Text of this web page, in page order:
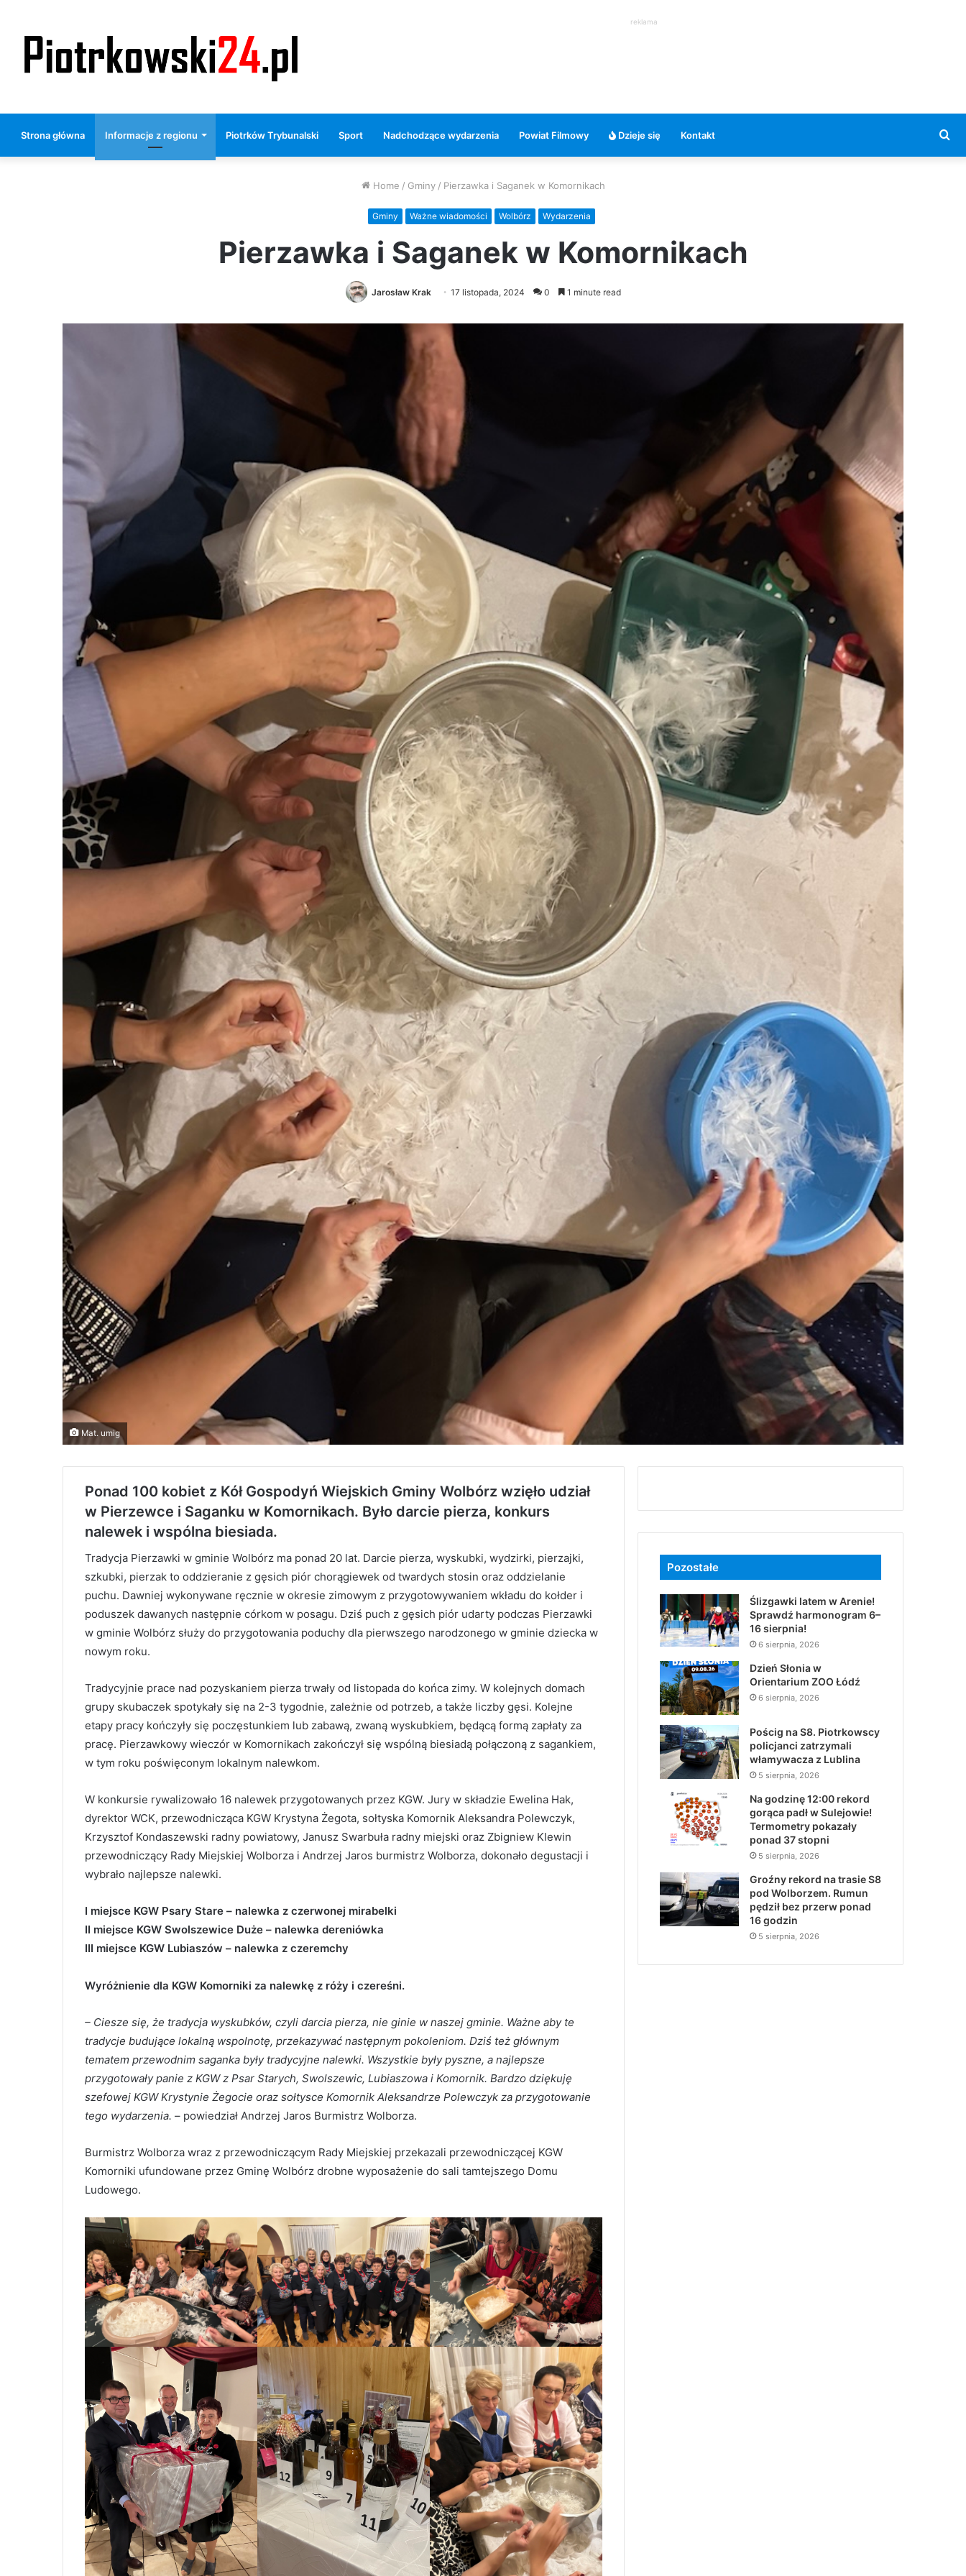
reklama
Strona główna Informacje z regionu Piotrków Trybunalski Sport Nadchodzące wydarzenia Powiat Filmowy Dzieje się Kontakt
Home / Gminy / Pierzawka i Saganek w Komornikach
Gminy Ważne wiadomości Wolbórz Wydarzenia
Pierzawka i Saganek w Komornikach
Jarosław Krak 17 listopada, 2024 0 1 minute read
Mat. umig
Ponad 100 kobiet z Kół Gospodyń Wiejskich Gminy Wolbórz wzięło udział
w Pierzewce i Saganku w Komornikach. Było darcie pierza, konkurs
nalewek i wspólna biesiada.
Tradycja Pierzawki w gminie Wolbórz ma ponad 20 lat. Darcie pierza, wyskubki, wydzirki, pierzajki,
szkubki, pierzak to oddzieranie z gęsich piór chorągiewek od twardych stosin oraz oddzielanie
puchu. Dawniej wykonywane ręcznie w okresie zimowym z przygotowywaniem wkładu do kołder i
poduszek dawanych następnie córkom w posagu. Dziś puch z gęsich piór udarty podczas Pierzawki
w gminie Wolbórz służy do przygotowania poduchy dla pierwszego narodzonego w gminie dziecka w
nowym roku.
Tradycyjnie prace nad pozyskaniem pierza trwały od listopada do końca zimy. W kolejnych domach
grupy skubaczek spotykały się na 2-3 tygodnie, zależnie od potrzeb, a także liczby gęsi. Kolejne
etapy pracy kończyły się poczęstunkiem lub zabawą, zwaną wyskubkiem, będącą formą zapłaty za
pracę. Pierzawkowy wieczór w Komornikach zakończył się wspólną biesiadą połączoną z sagankiem,
w tym roku poświęconym lokalnym nalewkom.
W konkursie rywalizowało 16 nalewek przygotowanych przez KGW. Jury w składzie Ewelina Hak,
dyrektor WCK, przewodnicząca KGW Krystyna Żegota, sołtyska Komornik Aleksandra Polewczyk,
Krzysztof Kondaszewski radny powiatowy, Janusz Swarbuła radny miejski oraz Zbigniew Klewin
przewodniczący Rady Miejskiej Wolborza i Andrzej Jaros burmistrz Wolborza, dokonało degustacji i
wybrało najlepsze nalewki.
I miejsce KGW Psary Stare – nalewka z czerwonej mirabelki
II miejsce KGW Swolszewice Duże – nalewka dereniówka
III miejsce KGW Lubiaszów – nalewka z czeremchy
Wyróżnienie dla KGW Komorniki za nalewkę z róży i czereśni.
– Ciesze się, że tradycja wyskubków, czyli darcia pierza, nie ginie w naszej gminie. Ważne aby te
tradycje budujące lokalną wspolnotę, przekazywać następnym pokoleniom. Dziś też głównym
tematem przewodnim saganka były tradycyjne nalewki. Wszystkie były pyszne, a najlepsze
przygotowały panie z KGW z Psar Starych, Swolszewic, Lubiaszowa i Komornik. Bardzo dziękuję
szefowej KGW Krystynie Żegocie oraz sołtysce Komornik Aleksandrze Polewczyk za przygotowanie
tego wydarzenia. – powiedział Andrzej Jaros Burmistrz Wolborza.
Burmistrz Wolborza wraz z przewodniczącym Rady Miejskiej przekazali przewodniczącej KGW
Komorniki ufundowane przez Gminę Wolbórz drobne wyposażenie do sali tamtejszego Domu
Ludowego.
Pozostałe
Ślizgawki latem w Arenie!
Sprawdź harmonogram 6–
16 sierpnia!
6 sierpnia, 2026
Dzień Słonia w
Orientarium ZOO Łódź
6 sierpnia, 2026
Pościg na S8. Piotrkowscy
policjanci zatrzymali
włamywacza z Lublina
5 sierpnia, 2026
Na godzinę 12:00 rekord
gorąca padł w Sulejowie!
Termometry pokazały
ponad 37 stopni
5 sierpnia, 2026
Groźny rekord na trasie S8
pod Wolborzem. Rumun
pędził bez przerw ponad
16 godzin
5 sierpnia, 2026